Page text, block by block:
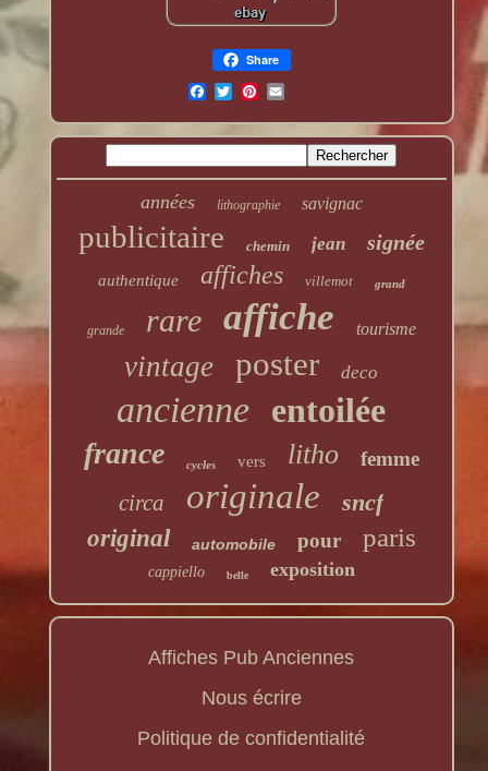
Share
années lithographie savignac
publicitaire chemin jean signée
authentique affiches villemot grand
grande rare affiche tourisme
vintage poster deco
ancienne entoilée
france cycles vers litho femme
circa originale
sncf
original
automobile pour paris
cappiello belle exposition
Affiches Pub Anciennes
Nous écrire
Politique de confidentialité